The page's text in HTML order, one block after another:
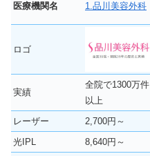
医療機関名 1.品川美容外科
ロゴ
実績
全院で1300万件
以上
レーザー 2,700円～
光IPL
8,640円～